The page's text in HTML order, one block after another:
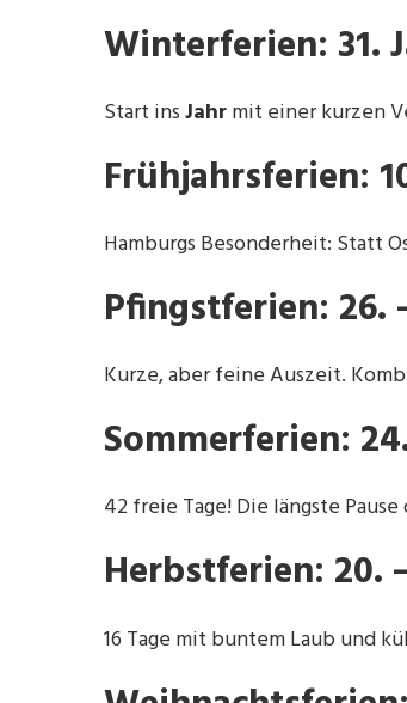
Winterferien: 31.
Start insJahrmit einer kurzen
Frühjahrsferien:
Hamburgs Besonderheit: Statt
Pfingstferien: 26.
Kurze, aber feine Auszeit.
Sommerferien:
42 freie Tage! Die längste
Herbstferien: 20.
16 Tage mit buntem Laub und